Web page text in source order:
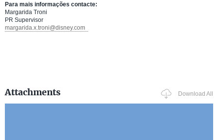
Para mais informações contacte:
Margarida Troni
PR Supervisor
margarida.x.troni@disney.com
Attachments Download All